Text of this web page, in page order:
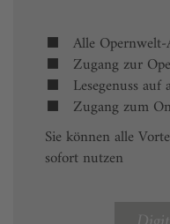
Alle
Zugang zur
Lesegenuss
Zugang zum
Sie können alle
sofort nutzen